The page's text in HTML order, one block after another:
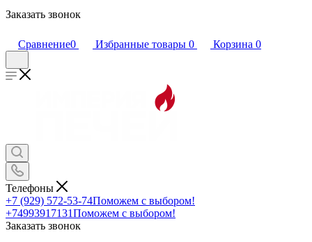
Заказать звонок
Сравнение0 Избранные товары 0 Корзина 0
Телефоны
+7 (929) 572-53-74Поможем с выбором!
+74993917131Поможем с выбором!
Заказать звонок